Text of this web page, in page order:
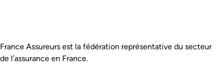
France Assureurs est la fédération représentative du secteur
de l’assurance en France.